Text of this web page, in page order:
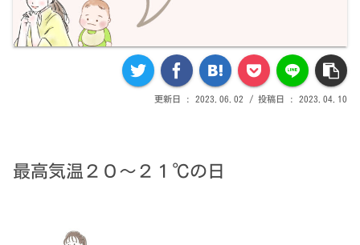
2023.06.02 2023.04.10
最高気温２０～２１℃の日